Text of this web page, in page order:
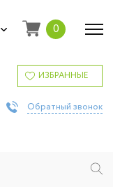
0
ИЗБРАННЫЕ
Обратный звонок